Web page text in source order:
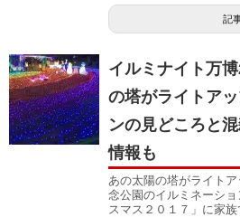
記
イルミナイト万
の塔がライトア
ンの見どころと
情報も
あの太陽の塔がライト
念公園のイルミネーシ
スマス２０１７」に家